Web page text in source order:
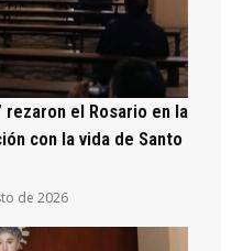
rezaron el Rosario en la
con la vida de Santo
de 2026